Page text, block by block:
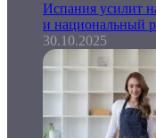
Испания усилит
и национальный
30.10.2025